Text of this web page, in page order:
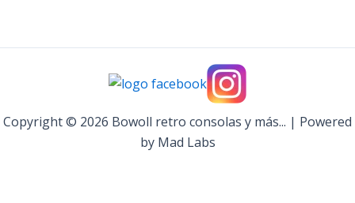
Copyright © 2026 Bowoll retro consolas y más... | Powered
by Mad Labs